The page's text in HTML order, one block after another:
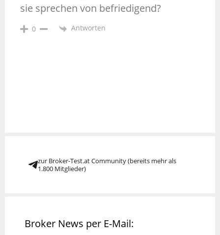
sie sprechen von befriedigend?
0 Antworten
zur Broker-Test.at Community (bereits mehr als
1.800 Mitglieder)
Broker News per E-Mail: